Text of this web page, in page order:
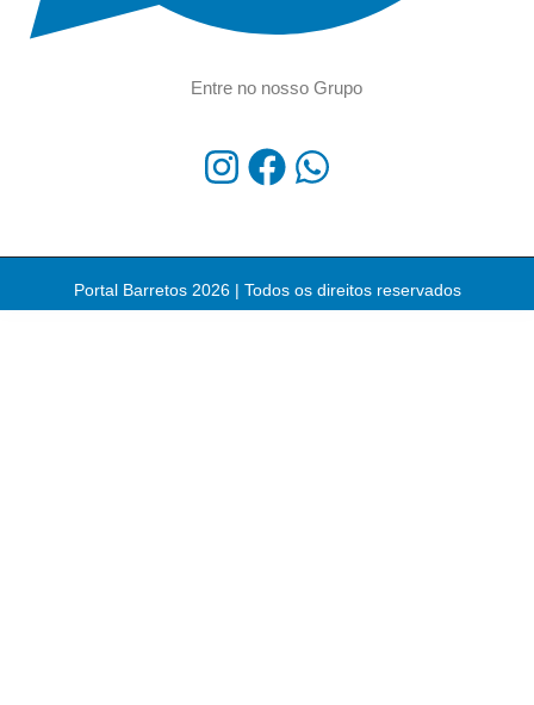
Entre no nosso Grupo
Portal Barretos 2026 | Todos os direitos reservados